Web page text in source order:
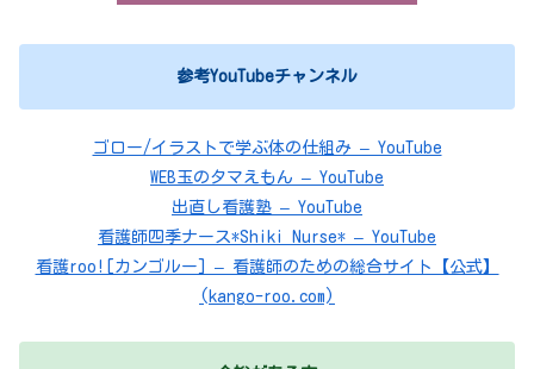
参考YouTubeチャンネル
ゴロー/イラストで学ぶ体の仕組み – YouTube
WEB玉のタマえもん – YouTube
出直し看護塾 – YouTube
看護師四季ナース*Shiki Nurse* – YouTube
看護roo![カンゴルー] – 看護師のための総合サイト【公式】
(kango-roo.com)